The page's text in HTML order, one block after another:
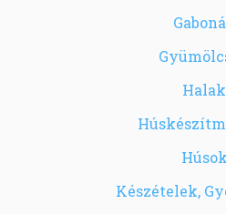
Halak
Húsok
Készételek,